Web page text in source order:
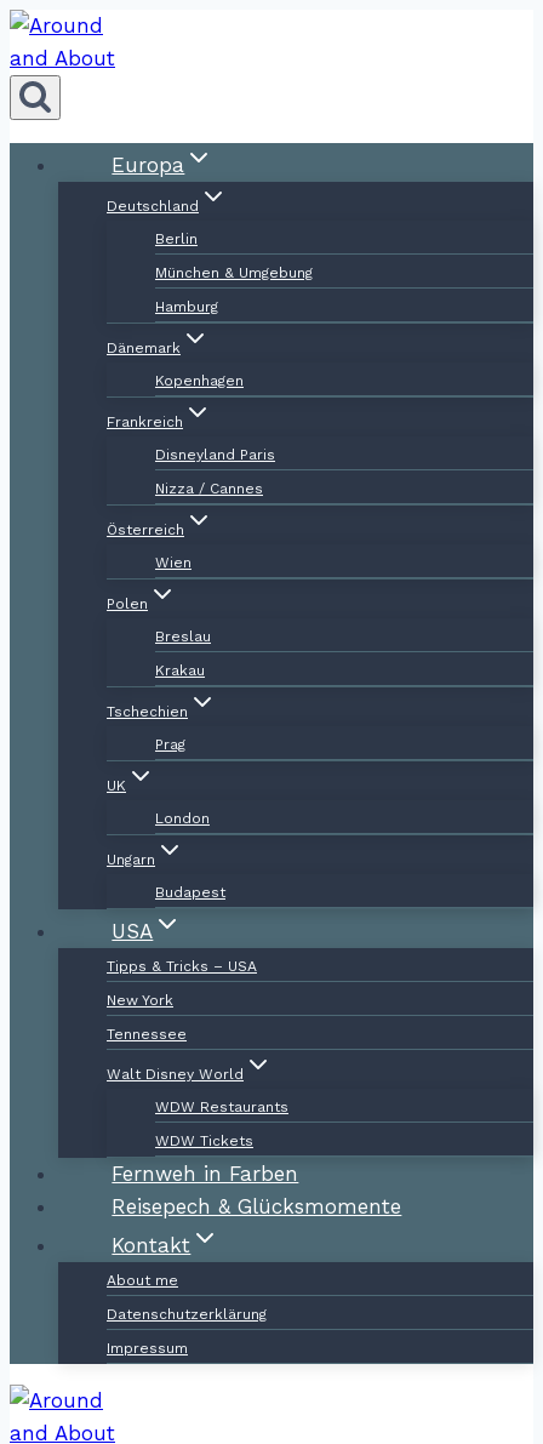
Zum
Inhalt
springen
Europa
Deutschland
Berlin
München & Umgebung
Hamburg
Dänemark
Kopenhagen
Frankreich
Disneyland Paris
Nizza / Cannes
Österreich
Wien
Polen
Breslau
Krakau
Tschechien
Prag
UK
London
Ungarn
Budapest
USA
Tipps & Tricks – USA
New York
Tennessee
Walt Disney World
WDW Restaurants
WDW Tickets
Fernweh in Farben
Reisepech & Glücksmomente
Kontakt
About me
Datenschutzerklärung
Impressum